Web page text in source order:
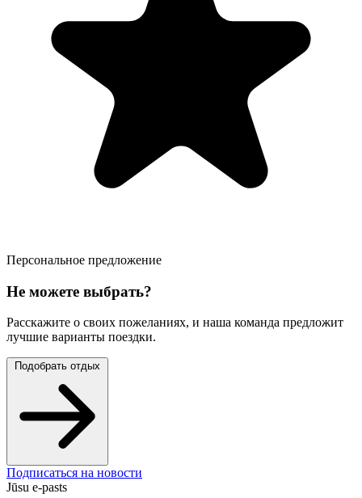
Персональное предложение
Не можете выбрать?
Расскажите о своих пожеланиях, и наша команда предложит
лучшие варианты поездки.
Подобрать отдых
Подписаться на новости
Jūsu e-pasts